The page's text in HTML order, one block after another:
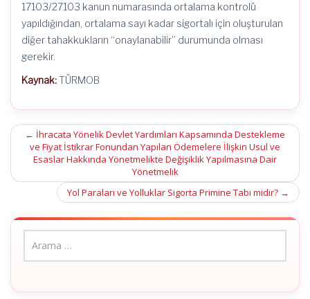
17103/27103 kanun numarasında ortalama kontrolü
yapıldığından, ortalama sayı kadar sigortalı için oluşturulan
diğer tahakkukların “onaylanabilir” durumunda olması
gerekir.
Kaynak:TÜRMOB
Post
navigation
← İhracata Yönelik Devlet Yardımları Kapsamında Destekleme
ve Fiyat İstikrar Fonundan Yapılan Ödemelere İlişkin Usul ve
Esaslar Hakkında Yönetmelikte Değişiklik Yapılmasına Dair
Yönetmelik
Yol Paraları ve Yolluklar Sigorta Primine Tabi midir? →